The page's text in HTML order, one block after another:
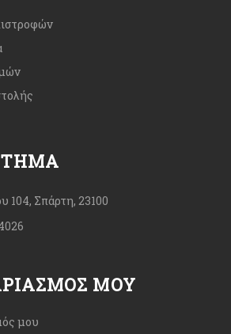
104, Σπάρτη, 23100
ΜΟΥ
μου